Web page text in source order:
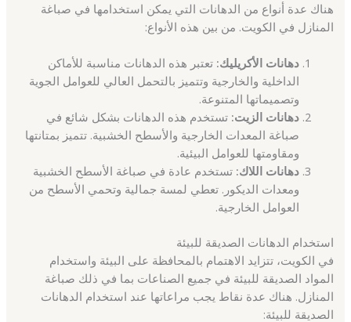
هناك عدة أنواع من الدهانات التي يمكن استخدامها في صباغة
المنازل في الكويت. من بين هذه الأنواع:
دهانات الأكريليك: تعتبر هذه الدهانات مناسبة للأماكن
الداخلية والخارجية وتتميز بالتحمل العالي للعوامل الجوية
وتصميماتها المتنوعة.
دهانات الزيت: تستخدم هذه الدهانات بشكل شائع في
صباغة المعدات الخارجية والأسطح الخشبية. تتميز بمتانتها
ومقاومتها للعوامل البيئية.
دهانات اللاك: تستخدم عادة في صباغة الأسطح الخشبية
ومعدات الديكور. تعطي لمسة جمالية وتحمي الأسطح من
العوامل الخارجية.
استخدام الدهانات الصديقة للبيئة
في الكويت، تتزايد الاهتمام بالمحافظة على البيئة واستخدام
المواد الصديقة للبيئة في جميع الصناعات بما في ذلك صباغة
المنازل. هناك عدة نقاط يجب مراعاتها عند استخدام الدهانات
الصديقة للبيئة: